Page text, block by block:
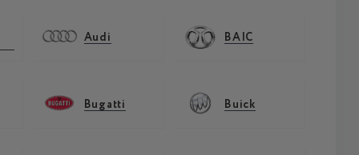
Audi BAIC
Bugatti Buick